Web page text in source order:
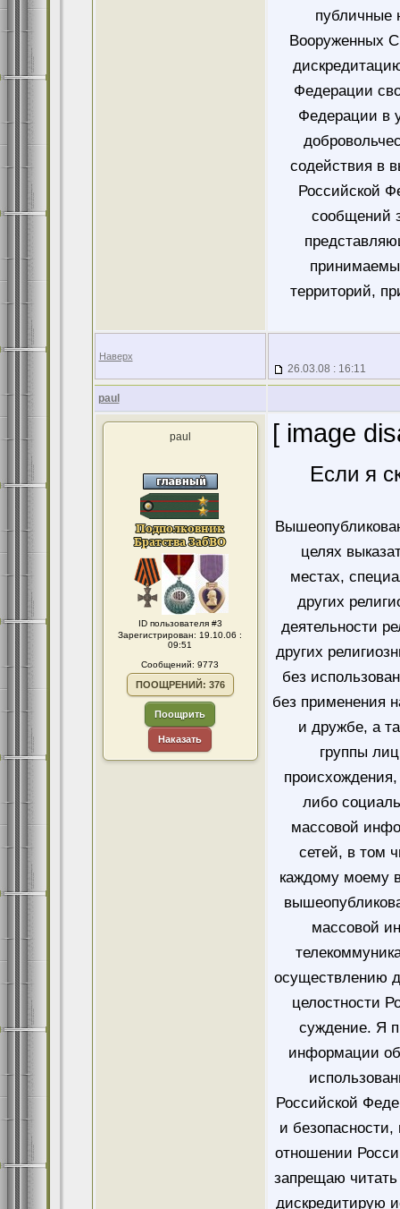
публичные
Вооруженных
Федерации
Федерации в
содействия в
Российской
сообщений
территорий,
Наверх
26.03.08 : 16:11
paul
paul
ID пользователя #3
Зарегистрирован: 19.10.06 :
09:51
Сообщений: 9773
ПООЩРЕНИЙ: 376
Поощрить
Наказать
[ image
Если я
целях
местах,
других
деятельности
других
без
без применения
и дружбе, а
группы
либо
массовой
сетей, в том
каждому моему
массовой
осуществлению
целостности
суждение. Я
информации
Российской
и безопасности,
отношении
запрещаю читать
дискредитирую